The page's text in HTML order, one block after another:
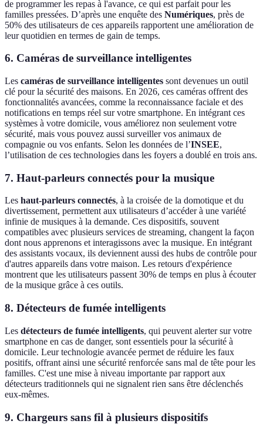
de programmer les repas à l'avance, ce qui est parfait pour les
familles pressées. D’après une enquête des Numériques, près de
50% des utilisateurs de ces appareils rapportent une amélioration de
leur quotidien en termes de gain de temps.
6. Caméras de surveillance intelligentes
Les caméras de surveillance intelligentes sont devenues un outil
clé pour la sécurité des maisons. En 2026, ces caméras offrent des
fonctionnalités avancées, comme la reconnaissance faciale et des
notifications en temps réel sur votre smartphone. En intégrant ces
systèmes à votre domicile, vous améliorez non seulement votre
sécurité, mais vous pouvez aussi surveiller vos animaux de
compagnie ou vos enfants. Selon les données de l’INSEE,
l’utilisation de ces technologies dans les foyers a doublé en trois ans.
7. Haut-parleurs connectés pour la musique
Les haut-parleurs connectés, à la croisée de la domotique et du
divertissement, permettent aux utilisateurs d’accéder à une variété
infinie de musiques à la demande. Ces dispositifs, souvent
compatibles avec plusieurs services de streaming, changent la façon
dont nous apprenons et interagissons avec la musique. En intégrant
des assistants vocaux, ils deviennent aussi des hubs de contrôle pour
d'autres appareils dans votre maison. Les retours d'expérience
montrent que les utilisateurs passent 30% de temps en plus à écouter
de la musique grâce à ces outils.
8. Détecteurs de fumée intelligents
Les détecteurs de fumée intelligents, qui peuvent alerter sur votre
smartphone en cas de danger, sont essentiels pour la sécurité à
domicile. Leur technologie avancée permet de réduire les faux
positifs, offrant ainsi une sécurité renforcée sans mal de tête pour les
familles. C'est une mise à niveau importante par rapport aux
détecteurs traditionnels qui ne signalent rien sans être déclenchés
eux-mêmes.
9. Chargeurs sans fil à plusieurs dispositifs